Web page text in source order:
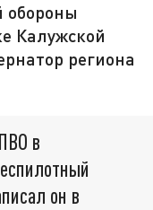
обороны
Калужской
региона
в
он в